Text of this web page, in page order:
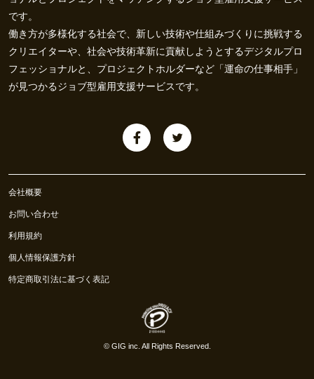
です。
働き方が多様化する社会で、新しい技術や仕組みづくりに挑戦する
クリエイターや、社会や技術革新に貢献しようとするデジタルプロ
フェッショナルと、プロジェクトホルダーなど「運命の仕事相手」
が見つかるジョブ型雇用支援サービスです。
会社概要
お問い合わせ
利用規約
個人情報保護方針
特定商取引法に基づく表記
© GIG inc. All Rights Reserved.